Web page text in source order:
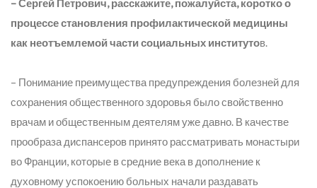
– Сергей Петрович, расскажите, пожалуйста, коротко о
процессе становления профилактической медицины
как неотъемлемой части социальных институтов.
– Понимание преимущества предупреждения болезней для
сохранения общественного здоровья было свойственно
врачам и общественным деятелям уже давно. В качестве
прообраза диспансеров принято рассматривать монастыри
во Франции, которые в средние века в дополнение к
духовному успокоению больных начали раздавать